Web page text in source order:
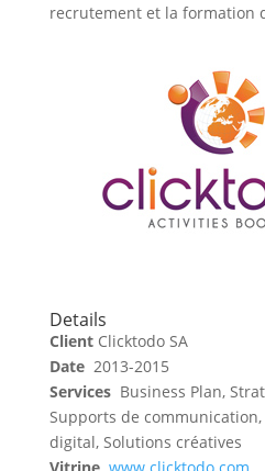
recrutement et la formation
Details
Client Clicktodo SA
Date 2013-2015
Services Business Plan,
Supports de
digital, Solutions créatives